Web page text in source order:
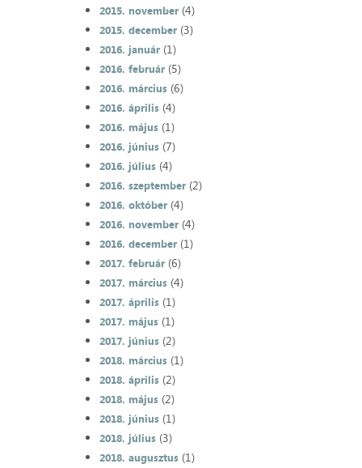
2015. november(4)
2015. december(3)
2016. január(1)
2016. február(5)
2016. március(6)
2016. április(4)
2016. május(1)
2016. június(7)
2016. július(4)
2016. szeptember(2)
2016. október(4)
2016. november(4)
2016. december(1)
2017. február(6)
2017. március(4)
2017. április(1)
2017. május(1)
2017. június(2)
2018. március(1)
2018. április(2)
2018. május(2)
2018. június(1)
2018. július(3)
2018. augusztus(1)